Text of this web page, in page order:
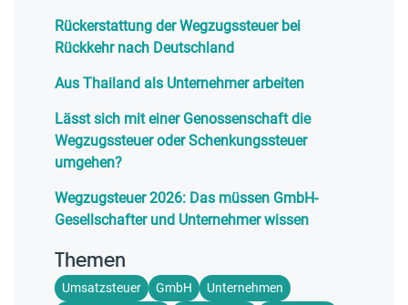
Rückerstattung der Wegzugssteuer bei
Rückkehr nach Deutschland
Aus Thailand als Unternehmer arbeiten
Lässt sich mit einer Genossenschaft die
Wegzugssteuer oder Schenkungssteuer
umgehen?
Wegzugsteuer 2026: Das müssen GmbH-
Gesellschafter und Unternehmer wissen
Themen
Umsatzsteuer GmbH
Unternehmen